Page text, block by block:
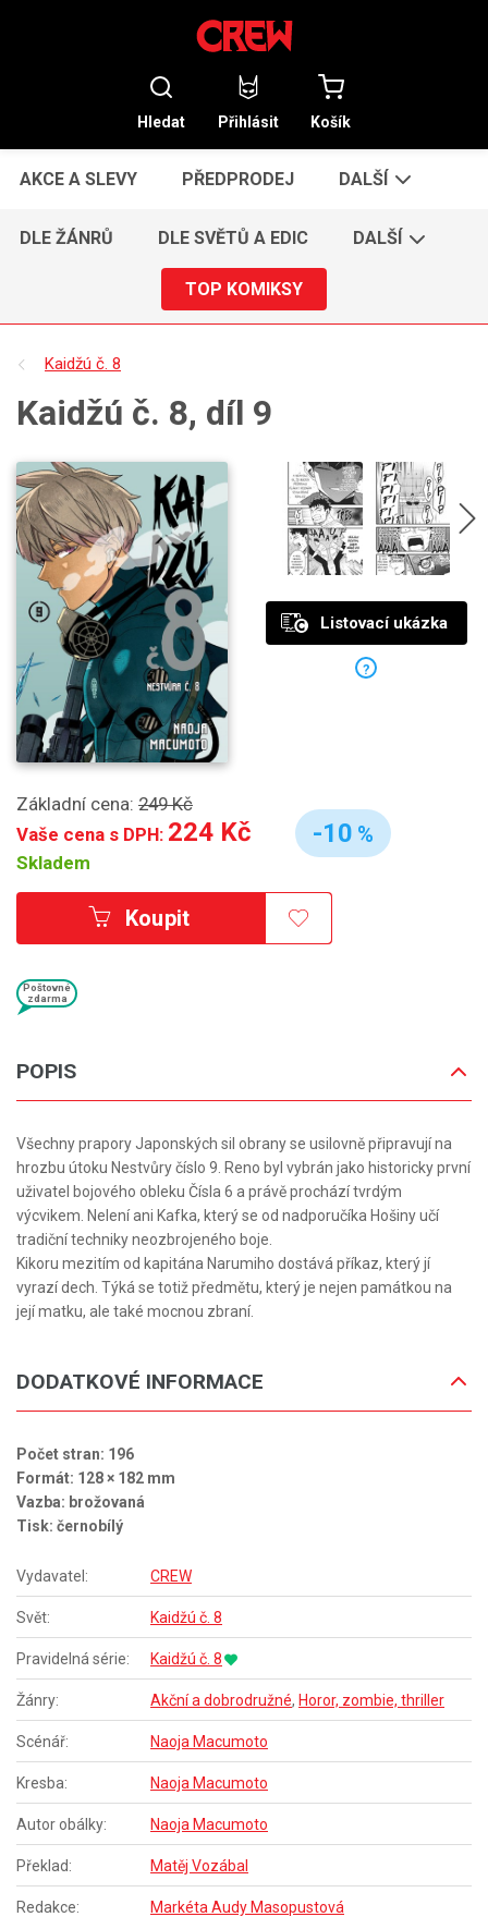
Hledat Přihlásit Košík
AKCE A SLEVY PŘEDPRODEJ DALŠÍ
DLE ŽÁNRŮ DLE SVĚTŮ A EDIC DALŠÍ
TOP KOMIKSY
Kaidžú č. 8
Kaidžú č. 8, díl 9
Základní cena: 249 Kč
Vaše cena s DPH: 224 Kč
Skladem
-10 %
Koupit
Poštovné
zdarma
POPIS
Všechny prapory Japonských sil obrany se usilovně připravují na
hrozbu útoku Nestvůry číslo 9. Reno byl vybrán jako historicky první
uživatel bojového obleku Čísla 6 a právě prochází tvrdým
výcvikem. Nelení ani Kafka, který se od nadporučíka Hošiny učí
tradiční techniky neozbrojeného boje.
Kikoru mezitím od kapitána Narumiho dostává příkaz, který jí
vyrazí dech. Týká se totiž předmětu, který je nejen památkou na
její matku, ale také mocnou zbraní.
DODATKOVÉ INFORMACE
Počet stran: 196
Formát: 128 × 182 mm
Vazba: brožovaná
Tisk: černobílý
Vydavatel: CREW
Svět: Kaidžú č. 8
Pravidelná série: Kaidžú č. 8
Žánry: Akční a dobrodružné, Horor, zombie, thriller
Scénář: Naoja Macumoto
Kresba: Naoja Macumoto
Autor obálky: Naoja Macumoto
Překlad: Matěj Vozábal
Redakce: Markéta Audy Masopustová
Listovací ukázka
?